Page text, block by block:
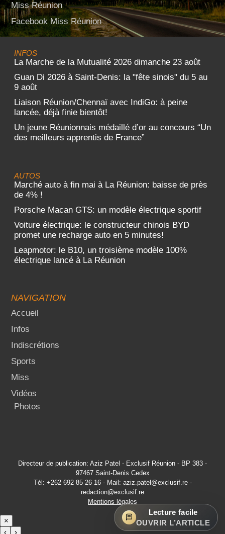
Miss Réunion
Facebook Miss Réunion
INFOS
La Marche de la Mutualité 2026 dimanche 23 août
Guan Di 2026 à Saint-Denis: la "fête sinois" du 5 au
9 août
Liaison Réunion/Chennaï avec IndiGo: à peine
lancée, déjà finie bientôt!
Un jeune Réunionnais médaillé d’or au concours “Un
des meilleurs apprentis de France”
AUTOS
Marché auto à fin mai à La Réunion: baisse de près
de 4% !
Porsche Macan GTS: un modèle électrique sportif
Voiture électrique: le constructeur chinois BYD
promet une recharge auto en 5 minutes!
Leapmotor: le B10, un troisième modèle 100%
électrique lancé à La Réunion
NAVIGATION
Accueil
Infos
Indiscrétions
Sports
Miss
Vidéos
Photos
Directeur de publication: Aziz Patel - Exclusif Réunion - BP 383 -
97467 Saint-Denis Cedex
Tél: +262 692 85 26 16 - Mail: aziz.patel@exclusif.re -
redaction@exclusif.re
Mentions légales
Lecture facile
OUVRIR L’ARTICLE
×
‹
›